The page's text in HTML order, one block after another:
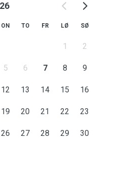
ON TO FR LØ SØ
1 2
5 6 7 8 9
12 13 14 15 16
19 20 21 22 23
26 27 28 29 30